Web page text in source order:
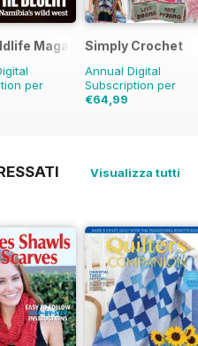
Magazine
per
Simply Crochet
Annual Digital
Subscription per
€64,99
Visualizza tutti